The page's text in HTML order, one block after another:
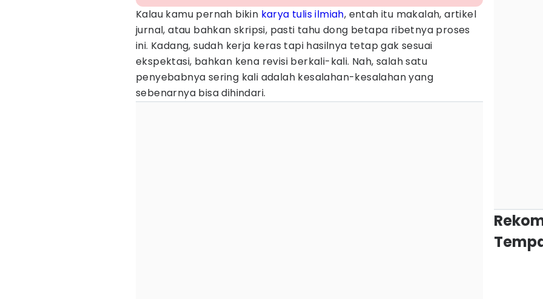
Kalau kamu pernah bikin karya tulis ilmiah, entah itu makalah, artikel
jurnal, atau bahkan skripsi, pasti tahu dong betapa ribetnya proses
ini. Kadang, sudah kerja keras tapi hasilnya tetap gak sesuai
ekspektasi, bahkan kena revisi berkali-kali. Nah, salah satu
penyebabnya sering kali adalah kesalahan-kesalahan yang
sebenarnya bisa dihindari.